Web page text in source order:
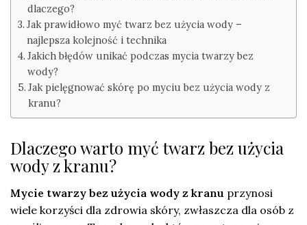
dlaczego?
Jak prawidłowo myć twarz bez użycia wody –
najlepsza kolejność i technika
Jakich błędów unikać podczas mycia twarzy bez
wody?
Jak pielęgnować skórę po myciu bez użycia wody z
kranu?
Dlaczego warto myć twarz bez użycia
wody z kranu?
Mycie twarzy bez użycia wody z kranu przynosi
wiele korzyści dla zdrowia skóry, zwłaszcza dla osób z